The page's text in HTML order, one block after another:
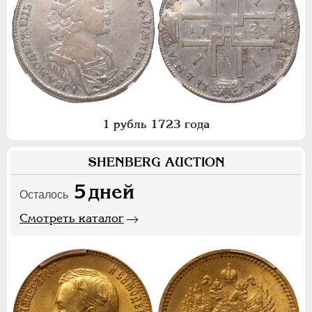
1 рубль 1723 года
SHENBERG AUCTION
Осталось 5дней
Смотреть каталог